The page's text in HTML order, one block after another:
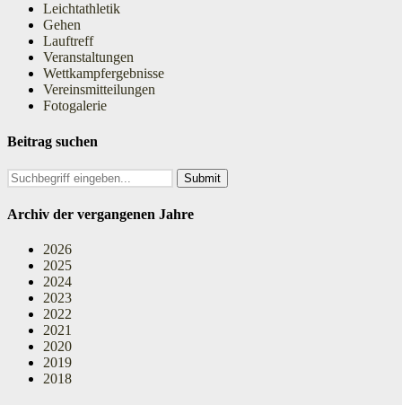
Leichtathletik
Gehen
Lauftreff
Veranstaltungen
Wettkampfergebnisse
Vereinsmitteilungen
Fotogalerie
Beitrag suchen
Search
Archiv der vergangenen Jahre
2026
2025
2024
2023
2022
2021
2020
2019
2018